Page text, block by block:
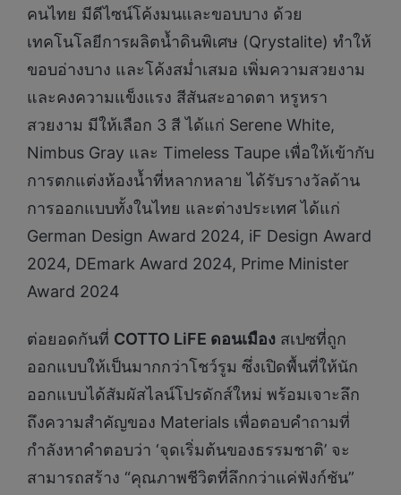
คนไทย มีดีไซน์โค้งมนและขอบบาง ด้วย
เทคโนโลยีการผลิตน้ำดินพิเศษ (Qrystalite) ทำให้
ขอบอ่างบาง และโค้งสม่ำเสมอ เพิ่มความสวยงาม
และคงความแข็งแรง สีสันสะอาดตา หรูหรา
สวยงาม มีให้เลือก 3 สี ได้แก่ Serene White,
Nimbus Gray และ Timeless Taupe เพื่อให้เข้ากับ
การตกแต่งห้องน้ำที่หลากหลาย ได้รับรางวัลด้าน
การออกแบบทั้งในไทย และต่างประเทศ ได้แก่
German Design Award 2024, iF Design Award
2024, DEmark Award 2024, Prime Minister
Award 2024
ต่อยอดกันที่ COTTO LiFE ดอนเมือง สเปซที่ถูก
ออกแบบให้เป็นมากกว่าโชว์รูม ซึ่งเปิดพื้นที่ให้นัก
ออกแบบได้สัมผัสไลน์โปรดักส์ใหม่ พร้อมเจาะลึก
ถึงความสำคัญของ Materials เพื่อตอบคำถามที่
กำลังหาคำตอบว่า ‘จุดเริ่มต้นของธรรมชาติ’ จะ
สามารถสร้าง “คุณภาพชีวิตที่ลึกกว่าแค่ฟังก์ชัน”